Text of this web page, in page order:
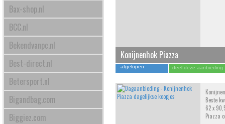
Bax-shop.nl
BCC.nl
Bekendvanpc.nl
Best-direct.nl
Betersport.nl
Bigandbag.com
Biggiez.com
Konijnenhok Piazza
afgelopen deel deze aanbieding
Beste
62 x
Piazza